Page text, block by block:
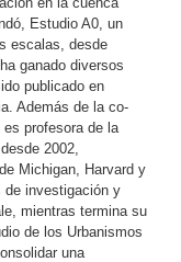
Estudio A0, un
escalas, desde
ganado diversos
publicado en
Además de la co-
es profesora de la
2002,
Michigan, Harvard y
de investigación y
mientras termina su
de los Urbanismos
una